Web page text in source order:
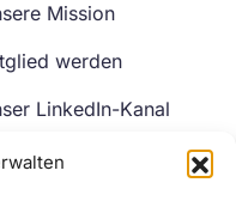
Mission
werden
LinkedIn-Kanal
YouTube-Kanal